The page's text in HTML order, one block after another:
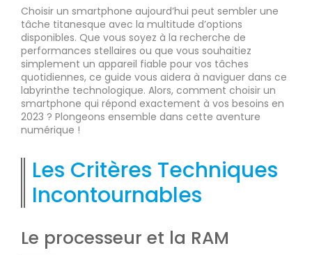
Choisir un smartphone aujourd’hui peut sembler une
tâche titanesque avec la multitude d’options
disponibles. Que vous soyez à la recherche de
performances stellaires ou que vous souhaitiez
simplement un appareil fiable pour vos tâches
quotidiennes, ce guide vous aidera à naviguer dans ce
labyrinthe technologique. Alors, comment choisir un
smartphone qui répond exactement à vos besoins en
2023 ? Plongeons ensemble dans cette aventure
numérique !
Les Critères Techniques
Incontournables
Le processeur et la RAM